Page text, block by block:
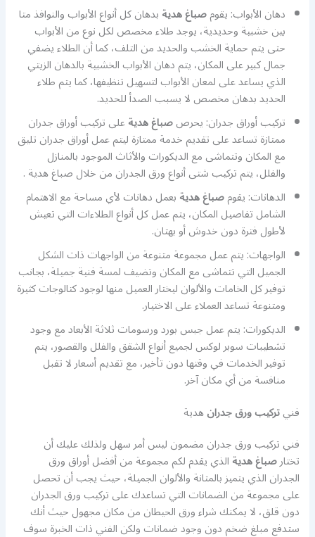
دهان الأبواب: يقومصباغ هديةبدهان كل أنواع الأبواب والنوافذ متا
بين خشبية وحديدية، يوجد طلاء مخصص لكل نوع من الأبواب
حتى يتم حماية الخشب والحديد من التلف، كما أن الطلاء يضفي
جمال كبير على المكان، يتم دهان الأبواب الخشبية بالدهان الزيتي
الذي يساعد على لمعان الأبواب لتسهيل تنظيفها، كما يتم طلاء
الحديد بدهان مخصص لا يسبب الصدأ للحديد.
تركيب أوراق جدران: يحرصصباغ هديةعلى تركيب أوراق جدران
ممتازة تساعد على تقديم خدمة ممتازة ليتم عمل أوراق جدران تليق
مع المكان وتتماشى مع الديكورات والأثاث الموجود بالمنازل
والفلل، يتم تركيب شتى أنواع ورق الجدران من خلال صباغ هدية .
الدهانات: يقومصباغ هديةبعمل دهانات لأي مساحة مع الاهتمام
الشامل تفاصيل المكان، يتم عمل كل أنواع الطلاءات التي تعيش
لأطول فترة دون خدوش أو بهتان.
الواجهات: يتم عمل مجموعة متنوعة من الواجهات ذات الشكل
الجميل التي تتماشى مع المكان وتضيف لمسة فنية جميلة، بجانب
توفير كل الخامات والألوان ليختار العميل منها لوجود كتالوجات كثيرة
ومتنوعة تساعد العملاء على الاختيار.
الديكورات: يتم عمل جبس بورد ورسومات ثلاثة الأبعاد مع وجود
تشطيبات سوبر لوكس لجميع أنواع الشقق والفلل والقصور، يتم
توفير الخدمات في وقتها دون تأخير، مع تقديم أسعار لا تقبل
منافسة من أي مكان آخر.
فنيتركيب ورق جدرانهدية
فني تركيب ورق جدران مضمون ليس أمر سهل ولذلك عليك أن
تختارصباغ هديةالذي يقدم لكم مجموعة من أفضل أوراق ورق
الجدران الذي يتميز بالمتانة والألوان الجميلة، حيث يجب أن تحصل
على مجموعة من الضمانات التي تساعدك على تركيب ورق الجدران
دون قلق، لا يمكنك شراء ورق الحيطان من مكان مجهول حيث أنك
ستدفع مبلغ ضخم دون وجود ضمانات ولكن الفني ذات الخبرة سوف